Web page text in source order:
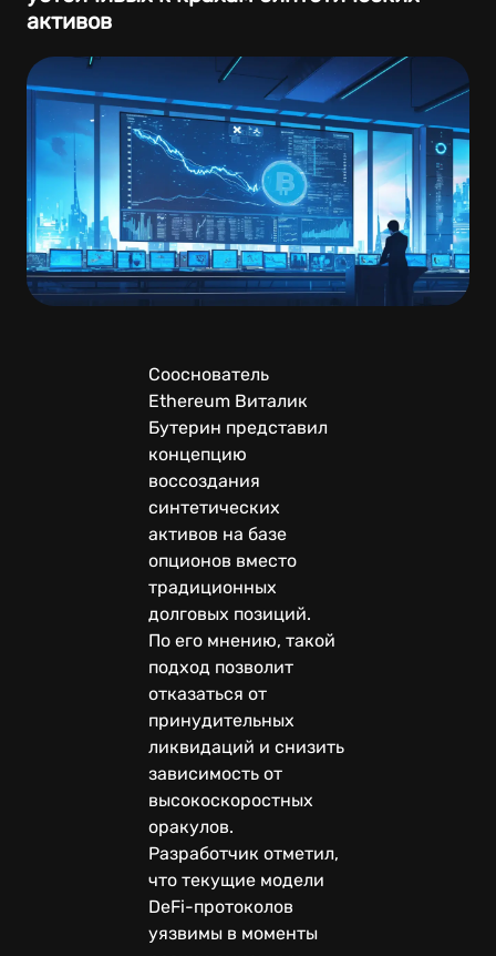
активов
Сооснователь
Ethereum Виталик
Бутерин представил
концепцию
воссоздания
синтетических
активов на базе
опционов вместо
традиционных
долговых позиций.
По его мнению, такой
подход позволит
отказаться от
принудительных
ликвидаций и снизить
зависимость от
высокоскоростных
оракулов.
Разработчик отметил,
что текущие модели
DeFi-протоколов
уязвимы в моменты